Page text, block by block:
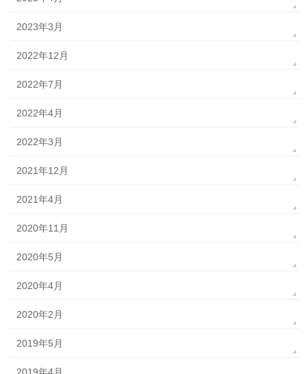
2023年3月
2022年12月
2022年7月
2022年4月
2022年3月
2021年12月
2021年4月
2020年11月
2020年5月
2020年4月
2020年2月
2019年5月